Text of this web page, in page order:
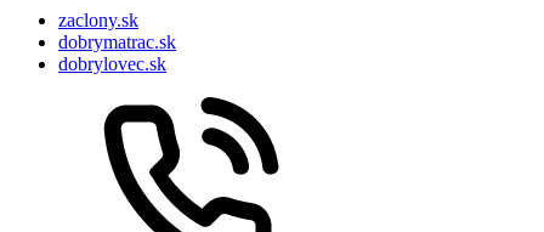
zaclony.sk
dobrymatrac.sk
dobrylovec.sk